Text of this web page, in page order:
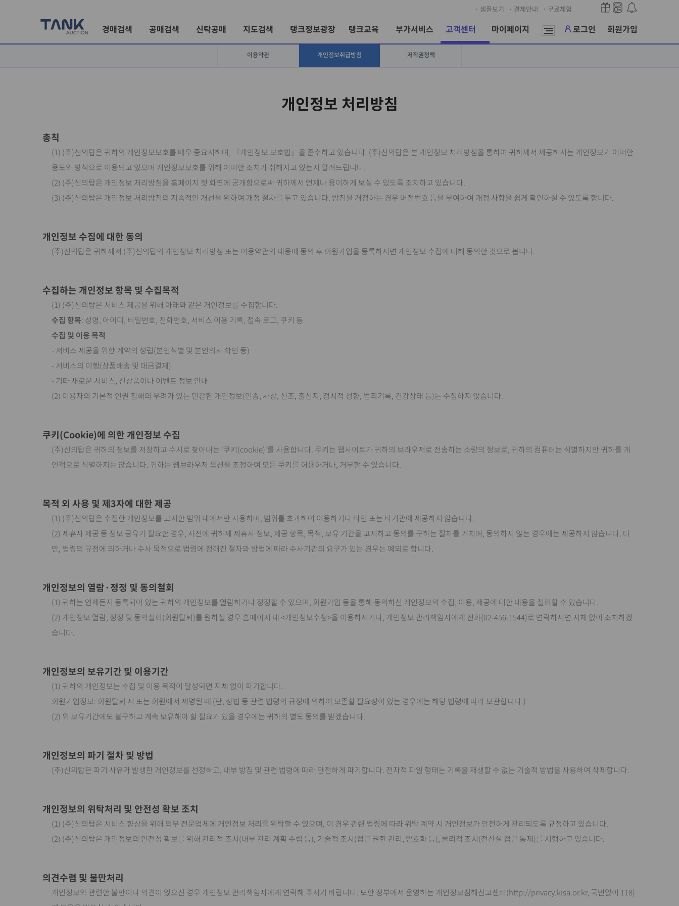
· 샘플보기 · 결제안내 · 무료체험
경매검색 공매검색 신탁공매 지도검색 탱크정보광장 탱크교육 부가서비스 고객센터 마이페이지 로그인 회원가입
이용약관 개인정보취급방침 저작권정책
개인정보 처리방침
총칙
(1) (주)신의탑은 귀하의 개인정보보호를 매우 중요시하며, 『개인정보 보호법』을 준수하고 있습니다. (주)신의탑은 본 개인정보 처리방침을 통하여 귀하께서 제공하시는 개인정보가 어떠한
용도와 방식으로 이용되고 있으며 개인정보보호를 위해 어떠한 조치가 취해지고 있는지 알려드립니다.
(2) (주)신의탑은 개인정보 처리방침을 홈페이지 첫 화면에 공개함으로써 귀하께서 언제나 용이하게 보실 수 있도록 조치하고 있습니다.
(3) (주)신의탑은 개인정보 처리방침의 지속적인 개선을 위하여 개정 절차를 두고 있습니다. 방침을 개정하는 경우 버전번호 등을 부여하여 개정 사항을 쉽게 확인하실 수 있도록 합니다.
개인정보 수집에 대한 동의
(주)신의탑은 귀하께서 (주)신의탑의 개인정보 처리방침 또는 이용약관의 내용에 동의 후 회원가입을 등록하시면 개인정보 수집에 대해 동의한 것으로 봅니다.
수집하는 개인정보 항목 및 수집목적
(1) (주)신의탑은 서비스 제공을 위해 아래와 같은 개인정보를 수집합니다.
수집 항목: 성명, 아이디, 비밀번호, 전화번호, 서비스 이용 기록, 접속 로그, 쿠키 등
수집 및 이용 목적
- 서비스 제공을 위한 계약의 성립(본인식별 및 본인의사 확인 등)
- 서비스의 이행(상품배송 및 대금결제)
- 기타 새로운 서비스, 신상품이나 이벤트 정보 안내
(2) 이용자의 기본적 인권 침해의 우려가 있는 민감한 개인정보(인종, 사상, 신조, 출신지, 정치적 성향, 범죄기록, 건강상태 등)는 수집하지 않습니다.
쿠키(Cookie)에 의한 개인정보 수집
(주)신의탑은 귀하의 정보를 저장하고 수시로 찾아내는 '쿠키(cookie)'를 사용합니다. 쿠키는 웹사이트가 귀하의 브라우저로 전송하는 소량의 정보로, 귀하의 컴퓨터는 식별하지만 귀하를 개
인적으로 식별하지는 않습니다. 귀하는 웹브라우저 옵션을 조정하여 모든 쿠키를 허용하거나, 거부할 수 있습니다.
목적 외 사용 및 제3자에 대한 제공
(1) (주)신의탑은 수집한 개인정보를 고지한 범위 내에서만 사용하며, 범위를 초과하여 이용하거나 타인 또는 타기관에 제공하지 않습니다.
(2) 제휴사 제공 등 정보 공유가 필요한 경우, 사전에 귀하께 제휴사 정보, 제공 항목, 목적, 보유 기간을 고지하고 동의를 구하는 절차를 거치며, 동의하지 않는 경우에는 제공하지 않습니다. 다
만, 법령의 규정에 의하거나 수사 목적으로 법령에 정해진 절차와 방법에 따라 수사기관의 요구가 있는 경우는 예외로 합니다.
개인정보의 열람·정정 및 동의철회
(1) 귀하는 언제든지 등록되어 있는 귀하의 개인정보를 열람하거나 정정할 수 있으며, 회원가입 등을 통해 동의하신 개인정보의 수집, 이용, 제공에 대한 내용을 철회할 수 있습니다.
(2) 개인정보 열람, 정정 및 동의철회(회원탈퇴)를 원하실 경우 홈페이지 내 <개인정보수정>을 이용하시거나, 개인정보 관리책임자에게 전화(02-456-1544)로 연락하시면 지체 없이 조치하겠
습니다.
개인정보의 보유기간 및 이용기간
(1) 귀하의 개인정보는 수집 및 이용 목적이 달성되면 지체 없이 파기합니다.
회원가입정보: 회원탈퇴 시 또는 회원에서 제명된 때 (단, 상법 등 관련 법령의 규정에 의하여 보존할 필요성이 있는 경우에는 해당 법령에 따라 보관합니다.)
(2) 위 보유기간에도 불구하고 계속 보유해야 할 필요가 있을 경우에는 귀하의 별도 동의를 받겠습니다.
개인정보의 파기 절차 및 방법
(주)신의탑은 파기 사유가 발생한 개인정보를 선정하고, 내부 방침 및 관련 법령에 따라 안전하게 파기합니다. 전자적 파일 형태는 기록을 재생할 수 없는 기술적 방법을 사용하여 삭제합니다.
개인정보의 위탁처리 및 안전성 확보 조치
(1) (주)신의탑은 서비스 향상을 위해 외부 전문업체에 개인정보 처리를 위탁할 수 있으며, 이 경우 관련 법령에 따라 위탁 계약 시 개인정보가 안전하게 관리되도록 규정하고 있습니다.
(2) (주)신의탑은 개인정보의 안전성 확보를 위해 관리적 조치(내부 관리 계획 수립 등), 기술적 조치(접근 권한 관리, 암호화 등), 물리적 조치(전산실 접근 통제)를 시행하고 있습니다.
의견수렴 및 불만처리
개인정보와 관련한 불만이나 의견이 있으신 경우 개인정보 관리책임자에게 연락해 주시기 바랍니다. 또한 정부에서 운영하는 개인정보침해신고센터(http://privacy.kisa.or.kr, 국번없이 118)